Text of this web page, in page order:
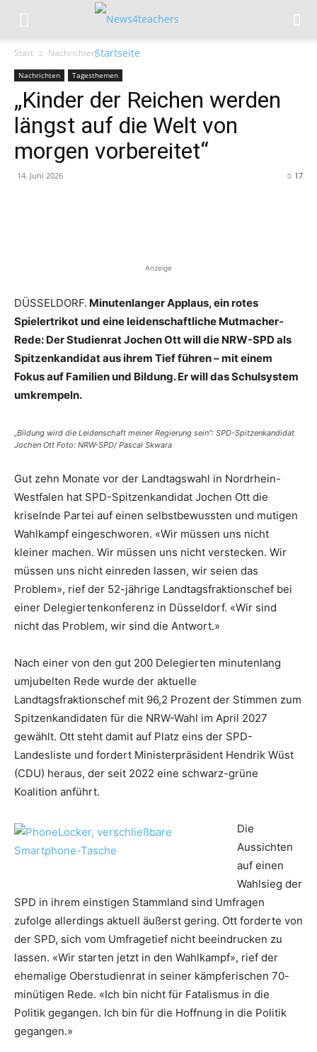
Start Nachrichten
Nachrichten Tagesthemen
„Kinder der Reichen werden
längst auf die Welt von
morgen vorbereitet“
14. Juni 2026 17
Anzeige
DÜSSELDORF. Minutenlanger Applaus, ein rotes
Spielertrikot und eine leidenschaftliche Mutmacher-
Rede: Der Studienrat Jochen Ott will die NRW-SPD als
Spitzenkandidat aus ihrem Tief führen – mit einem
Fokus auf Familien und Bildung. Er will das Schulsystem
umkrempeln.
„Bildung wird die Leidenschaft meiner Regierung sein“: SPD-Spitzenkandidat
Jochen Ott Foto: NRW-SPD/ Pascal Skwara
Gut zehn Monate vor der Landtagswahl in Nordrhein-
Westfalen hat SPD-Spitzenkandidat Jochen Ott die
kriselnde Partei auf einen selbstbewussten und mutigen
Wahlkampf eingeschworen. «Wir müssen uns nicht
kleiner machen. Wir müssen uns nicht verstecken. Wir
müssen uns nicht einreden lassen, wir seien das
Problem», rief der 52-jährige Landtagsfraktionschef bei
einer Delegiertenkonferenz in Düsseldorf. «Wir sind
nicht das Problem, wir sind die Antwort.»
Nach einer von den gut 200 Delegierten minutenlang
umjubelten Rede wurde der aktuelle
Landtagsfraktionschef mit 96,2 Prozent der Stimmen zum
Spitzenkandidaten für die NRW-Wahl im April 2027
gewählt. Ott steht damit auf Platz eins der SPD-
Landesliste und fordert Ministerpräsident Hendrik Wüst
(CDU) heraus, der seit 2022 eine schwarz-grüne
Koalition anführt.
Die
Aussichten
auf einen
Wahlsieg der
SPD in ihrem einstigen Stammland sind Umfragen
zufolge allerdings aktuell äußerst gering. Ott forderte von
der SPD, sich vom Umfragetief nicht beeindrucken zu
lassen. «Wir starten jetzt in den Wahlkampf», rief der
ehemalige Oberstudienrat in seiner kämpferischen 70-
minütigen Rede. «Ich bin nicht für Fatalismus in die
Politik gegangen. Ich bin für die Hoffnung in die Politik
gegangen.»